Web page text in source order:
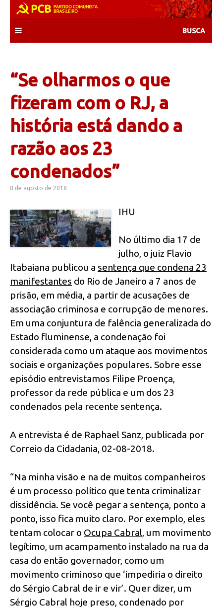
content
“Se olharmos o que
fizeram com o RJ, a
história está dando a
razão aos 23
condenados”
8 de agosto de 2018
IHU
No último dia 17 de
julho, o juiz Flavio
Itabaiana publicou a sentença que condena 23
manifestantes do Rio de Janeiro a 7 anos de
prisão, em média, a partir de acusações de
associação criminosa e corrupção de menores.
Em uma conjuntura de falência generalizada do
Estado fluminense, a condenação foi
considerada como um ataque aos movimentos
sociais e organizações populares. Sobre esse
episódio entrevistamos Filipe Proença,
professor da rede pública e um dos 23
condenados pela recente sentença.
A entrevista é de Raphael Sanz, publicada por
Correio da Cidadania, 02-08-2018.
“Na minha visão e na de muitos companheiros
é um processo político que tenta criminalizar
dissidência. Se você pegar a sentença, ponto a
ponto, isso fica muito claro. Por exemplo, eles
tentam colocar o Ocupa Cabral, um movimento
legítimo, um acampamento instalado na rua da
casa do então governador, como um
movimento criminoso que ‘impediria o direito
do Sérgio Cabral de ir e vir’. Quer dizer, um
Sérgio Cabral hoje preso, condenado por